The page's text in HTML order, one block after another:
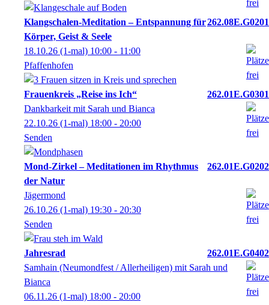
Klangschalen-Meditation – Entspannung für
Körper, Geist & Seele
262.08E.G0201
18.10.26 (1-mal) 10:00 - 11:00
Pfaffenhofen
Frauenkreis „Reise ins Ich“
262.01E.G0301
Dankbarkeit mit Sarah und Bianca
22.10.26 (1-mal) 18:00 - 20:00
Senden
Mond-Zirkel – Meditationen im Rhythmus
der Natur
262.01E.G0202
Jägermond
26.10.26 (1-mal) 19:30 - 20:30
Senden
Jahresrad
262.01E.G0402
Samhain (Neumondfest / Allerheiligen) mit Sarah und
Bianca
06.11.26 (1-mal) 18:00 - 20:00